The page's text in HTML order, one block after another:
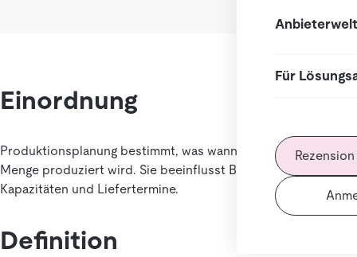
Anbieterwelt
Für
Einordnung
Produktionsplanung bestimmt, was wann und in welcher
Menge produziert wird. Sie beeinflusst Bestände,
Kapazitäten und Liefertermine.
Definition